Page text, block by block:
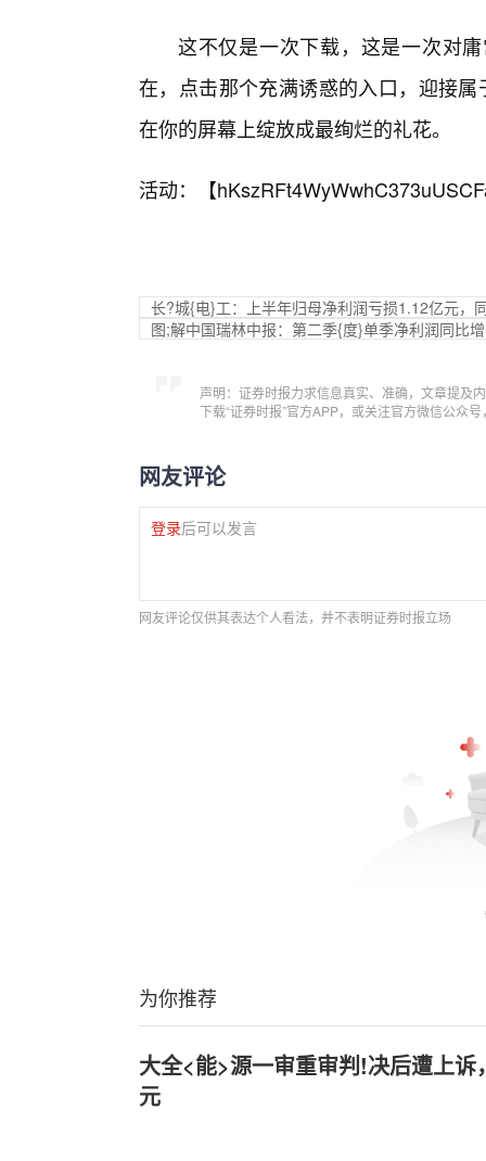
这不仅是一次下载，这是一次对
在，点击那个充满诱惑的入口，迎接
在你的屏幕上绽放成最绚烂的礼花。
活动：【
长?城{电}工：上半年归母净利润亏损1.12亿元，
图;解中国瑞林中报：第二季{度}单季净利润同比
声明：证券时报力求信息真实、准确，文章提及
下载“证券时报”官方APP，或关注官方微信公众
网友评论
登录后可以发言
网友评论仅供其表达个人看法，并不表明证券时报立场
为你推荐
大全<能>源一审重审判!决后遭上
元